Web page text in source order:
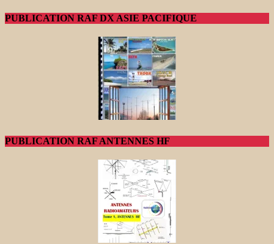
PUBLICATION RAF DX ASIE PACIFIQUE
PUBLICATION RAF ANTENNES HF